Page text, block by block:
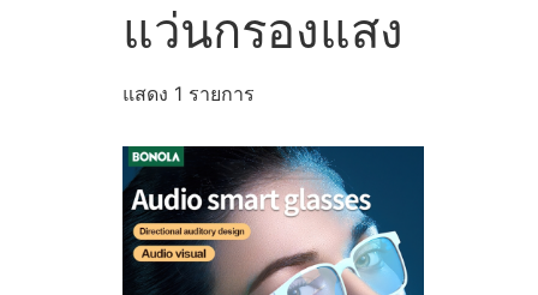
แว่นกรองแสง
แสดง 1 รายการ